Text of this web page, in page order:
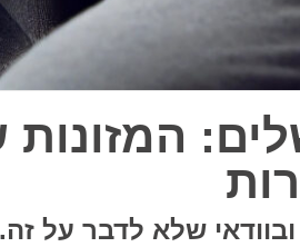
המזונות
שלא לדבר על